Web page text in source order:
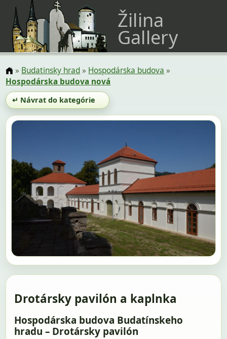
Žilina
Gallery
» Budatinsky hrad» Hospodárska budova »
Hospodárska budova nová
↵ Návrat do kategórie
Drotársky pavilón a kaplnka
Hospodárska budova Budatínskeho
hradu – Drotársky pavilón